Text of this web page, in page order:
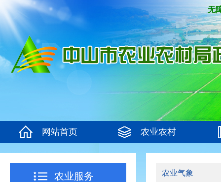
无
网站首页 农业农村
农业服务 农业气象